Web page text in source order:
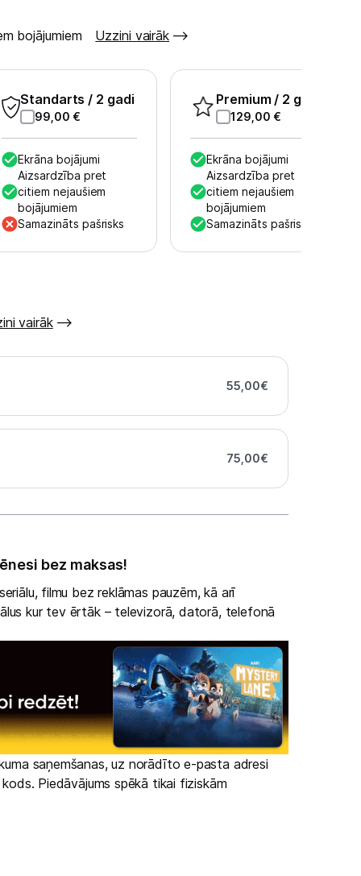
bojājumiem Uzzini vairāk
Standarts / 2 gadi
99,00 €
Ekrāna bojājumi
Aizsardzība pret
citiem nejaušiem
bojājumiem
Samazināts pašrisks
Premium / 2 gadi
129,00 €
Ekrāna bojājumi
Aizsardzība pret
citiem nejaušiem
bojājumiem
Samazināts pašrisks
vairāk
55,00€
75,00€
bez maksas!
filmu bez reklāmas pauzēm, kā arī
kur tev ērtāk – televizorā, datorā, telefonā
saņemšanas, uz norādīto e-pasta adresi
Piedāvājums spēkā tikai fiziskām